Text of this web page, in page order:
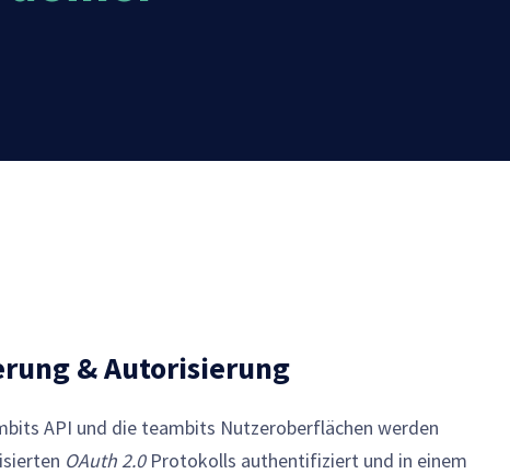
& Autorisierung
API und die teambits Nutzeroberflächen werden
OAuth 2.0Protokolls authentifiziert und in einem